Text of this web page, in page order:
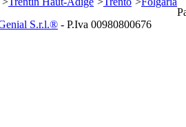
S.r.l.® - P.Iva 00980800676